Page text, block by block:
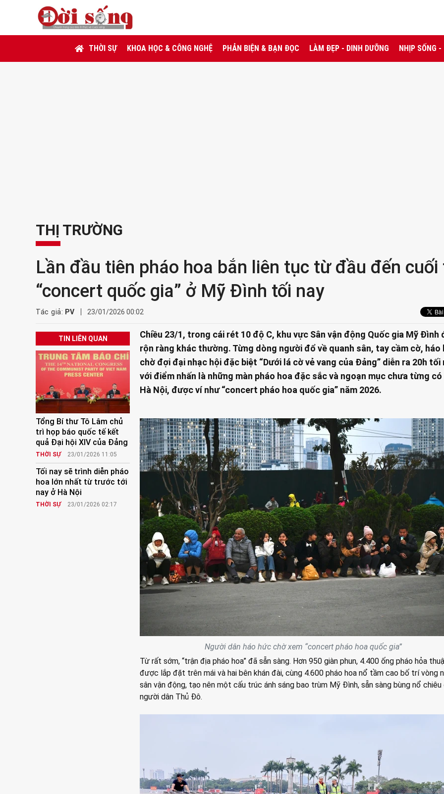
THỜI SỰ KHOA HỌC & CÔNG NGHỆ PHẢN BIỆN & BẠN ĐỌC LÀM ĐẸP - DINH DƯỠNG NHỊP SỐNG
THỊ TRƯỜNG
Lần đầu tiên pháo hoa bắn liên tục từ đầu đến cuối
“concert quốc gia” ở Mỹ Đình tối nay
Tác giả: PV 23/01/2026 00:02
TIN LIÊN QUAN
Tổng Bí thư Tô Lâm chủ
trì họp báo quốc tế kết
quả Đại hội XIV của Đảng
THỜI SỰ 23/01/2026 11:05
Tối nay sẽ trình diễn pháo
hoa lớn nhất từ trước tới
nay ở Hà Nội
THỜI SỰ 23/01/2026 02:17
Chiều 23/1, trong cái rét 10 độ C, khu vực Sân vận động Quốc gia Mỹ Đình
rộn ràng khác thường. Từng dòng người đổ về quanh sân, tay cầm cờ, háo
chờ đợi đại nhạc hội đặc biệt “Dưới lá cờ vẻ vang của Đảng” diễn ra 20h tối
với điểm nhấn là những màn pháo hoa đặc sắc và ngoạn mục chưa từng
Hà Nội, được ví như “concert pháo hoa quốc gia” năm 2026.
Người dân háo hức chờ xem “concert pháo hoa quốc gia”
Từ rất sớm, “trận địa pháo hoa” đã sẵn sàng. Hơn 950 giàn phun, 4.400 ống pháo hỏa
được lắp đặt trên mái và hai bên khán đài, cùng 4.600 pháo hoa nổ tầm cao bố trí vòng
sân vận động, tạo nên một cấu trúc ánh sáng bao trùm Mỹ Đình, sẵn sàng bùng nổ chiêu
người dân Thủ Đô.